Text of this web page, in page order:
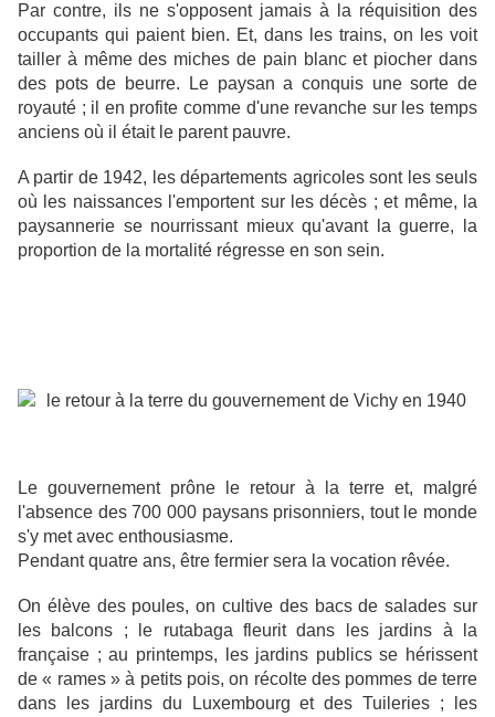
Par contre, ils ne s'opposent jamais à la réquisition des
occupants qui paient bien. Et, dans les trains, on les voit
tailler à même des miches de pain blanc et piocher dans
des pots de beurre. Le paysan a conquis une sorte de
royauté ; il en profite comme d'une revanche sur les temps
anciens où il était le parent pauvre.
A partir de 1942, les départements agricoles sont les seuls
où les naissances l'emportent sur les décès ; et même, la
paysannerie se nourrissant mieux qu'avant la guerre, la
proportion de la mortalité régresse en son sein.
Le gouvernement prône le retour à la terre et, malgré
l'absence des 700 000 paysans prisonniers, tout le monde
s'y met avec enthousiasme.
Pendant quatre ans, être fermier sera la vocation rêvée.
On élève des poules, on cultive des bacs de salades sur
les balcons ; le rutabaga fleurit dans les jardins à la
française ; au printemps, les jardins publics se hérissent
de « rames » à petits pois, on récolte des pommes de terre
dans les jardins du Luxembourg et des Tuileries ; les